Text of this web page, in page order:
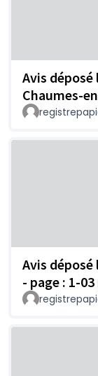
Avis déposé
Chaumes-
Avis déposé
- page : 1-03